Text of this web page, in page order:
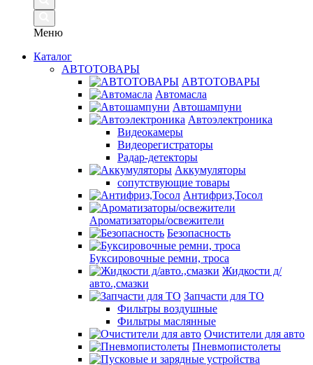
Меню
Каталог
АВТОТОВАРЫ
АВТОТОВАРЫ
Автомасла
Автошампуни
Автоэлектроника
Видеокамеры
Видеорегистраторы
Радар-детекторы
Аккумуляторы
сопутствующие товары
Антифриз,Тосол
Ароматизаторы/освежители
Безопасность
Буксировочные ремни, троса
Жидкости д/
авто.,смазки
Запчасти для ТО
Фильтры воздушные
Фильтры маслянные
Очистители для авто
Пневмопистолеты